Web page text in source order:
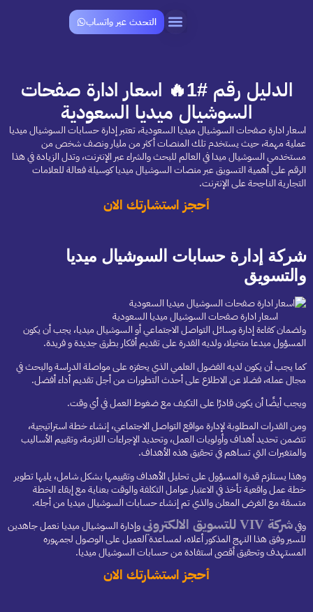
التحدث عبر واتساب
الدليل رقم #1🔥 اسعار ادارة صفحات
السوشيال ميديا السعودية
اسعار ادارة صفحات السوشيال ميديا السعودية، تعتبر إدارة حسابات السوشيال ميديا
عملية مهمة، حيث يستخدم تلك المنصات أكثر من مليار ونصف شخص من
مستخدمي السوشيال ميدا في العالم للبحث والشراء عبر الإنترنت، وتدل الزيادة في هذا
الرقم على أهمية التسويق عبر منصات السوشيال ميديا كوسيلة فعالة للعلامات
التجارية الناجحة على الإنترنت.
أحجز استشارتك الان
شركة إدارة حسابات السوشيال ميديا
والتسويق
اسعار ادارة صفحات السوشيال ميديا السعودية
ولضمان كفاءة إدارة وسائل التواصل الاجتماعي أو السوشيال ميديا، يجب أن يكون
المسؤول مبدعا متخيلا، ولديه القدرة على تقديم أفكار بطرق جديدة و فريدة.
كما يجب أن يكون لديه الفضول العلمي الذي يحفزه على مواصلة الدراسة والبحث في
مجال عمله، فضلا عن الاطلاع على أحدث التطورات من أجل تقديم أداء أفضل.
ويجب أيضًا أن يكون قادرًا على التكيف مع ضغوط العمل في أي وقت.
ومن القدرات المطلوبة لإدارة مواقع التواصل الاجتماعي، إنشاء خطة استراتيجية،
تتضمن تحديد أهداف وأولويات العمل، وتحديد الإجراءات اللازمة، وتقييم الأساليب
والمتغيرات التي تساهم في تحقيق هذه الأهداف.
وهذا يستلزم قدرة المسؤول على تحليل الأهداف وتقييمها بشكل شامل، يليها تطوير
خطة عمل واقعية تأخذ في الاعتبار عوامل التكلفة والوقت بعناية مع إبقاء الخطة
متسقة مع الغرض المعلن والذي تم إنشاء حسابات السوشيال ميديا من أجله.
وفيشركة VIV للتسويق الالكتروني
وإدارة السوشيال ميديا نعمل جاهدين
للسير وفق هذا النهج المذكور أعلاه، لمساعدة العميل على الوصول لجمهوره
المستهدف وتحقيق أقصى استفادة من حسابات السوشيال ميديا.
أحجز استشارتك الان